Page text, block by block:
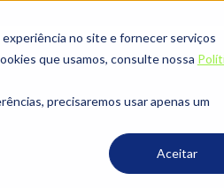
no site e fornecer serviços
que usamos, consulte nossa
precisaremos usar apenas um
Aceitar